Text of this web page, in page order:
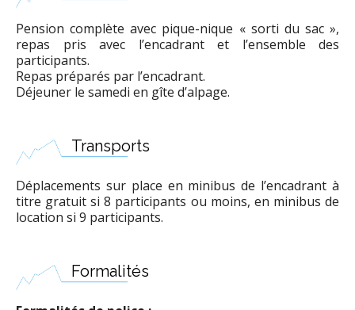
Pension complète avec pique-nique « sorti du sac »,
repas pris avec l’encadrant et l’ensemble des
participants.
Repas préparés par l’encadrant.
Déjeuner le samedi en gîte d’alpage.
Transports
Déplacements sur place en minibus de l’encadrant à
titre gratuit si 8 participants ou moins, en minibus de
location si 9 participants.
Formalités